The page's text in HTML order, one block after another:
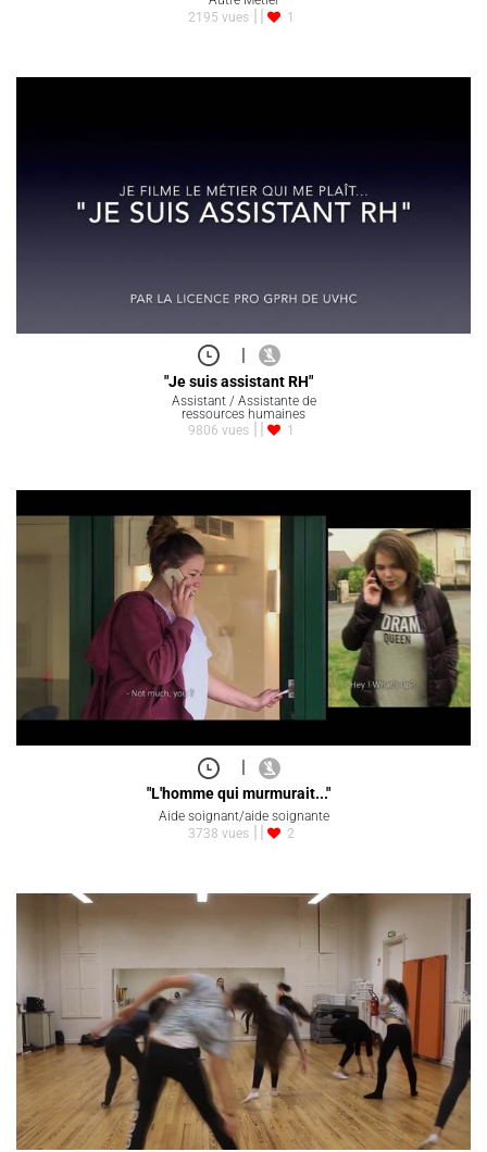
2195 vues
1
|
"Je suis assistant RH"
Assistant / Assistante de
ressources humaines
9806 vues
1
|
"L'homme qui murmurait..."
Aide soignant/aide soignante
3738 vues
2